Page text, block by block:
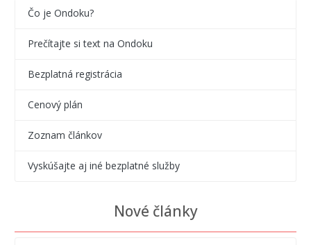
Čo je Ondoku?
Prečítajte si text na Ondoku
Bezplatná registrácia
Cenový plán
Zoznam článkov
Vyskúšajte aj iné bezplatné služby
Nové články